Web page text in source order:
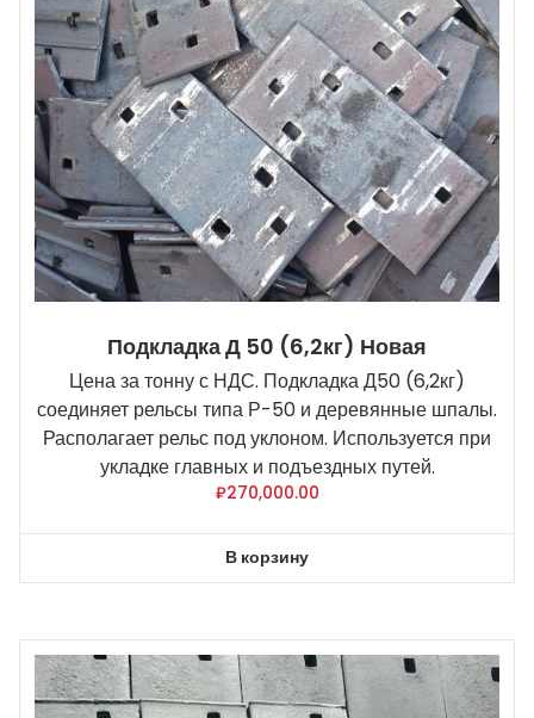
Подкладка Д 50 (6,2кг) Новая
Цена за тонну с НДС. Подкладка Д50 (6,2кг)
соединяет рельсы типа Р-50 и деревянные шпалы.
Располагает рельс под уклоном. Используется при
укладке главных и подъездных путей.
₽270,000.00
В корзину